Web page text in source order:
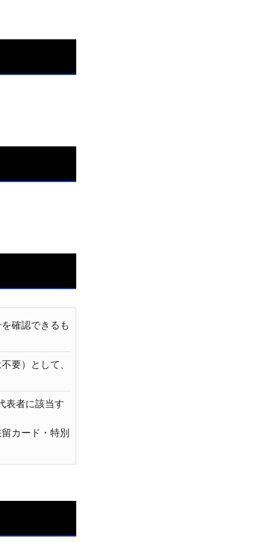
確認できるも
要）として、
表者に該当す
カード・特別